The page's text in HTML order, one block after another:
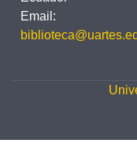
Email: